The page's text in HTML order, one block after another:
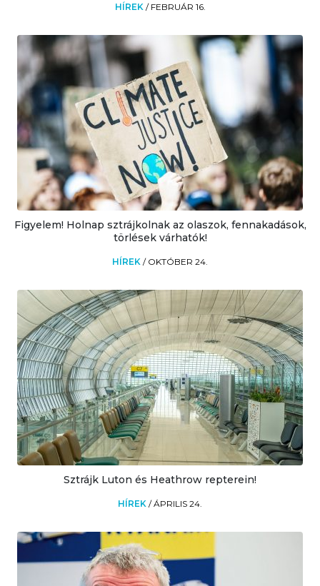
HÍREK / FEBRUÁR 16.
Figyelem! Holnap sztrájkolnak az olaszok, fennakadások,
törlések várhatók!
HÍREK / OKTÓBER 24.
Sztrájk Luton és Heathrow repterein!
HÍREK /ÁPRILIS 24.